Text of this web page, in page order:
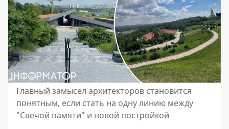
Главный замысел архитекторов становится
понятным, если стать на одну линию между
"Свечой памяти" и новой постройкой